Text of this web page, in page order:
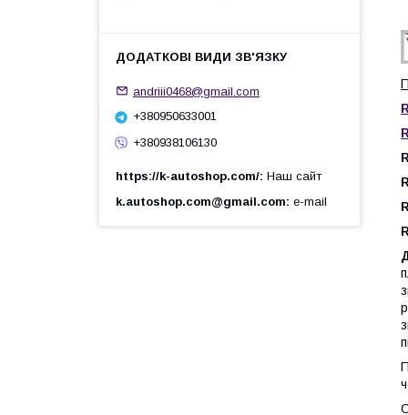
andriii0468@gmail.com
+380950633001
+380938106130
https://k-autoshop.com/ Наш сайт
k.autoshop.com@gmail.com e-mail